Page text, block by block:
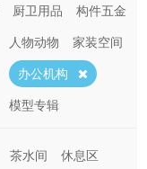
厨卫用品 构件五金
人物动物 家装空间
办公机构
模型专辑
茶水间 休息区